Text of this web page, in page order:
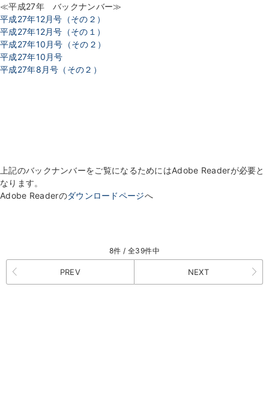
≪平成27年 バックナンバー≫
平成27年12月号（その２）
平成27年12月号（その１）
平成27年10月号（その２）
平成27年10月号
平成27年8月号（その２）
上記のバックナンバーをご覧になるためにはAdobe Readerが必要と
なります。
Adobe Readerのダウンロードページへ
8件 / 全39件中
PREV NEXT